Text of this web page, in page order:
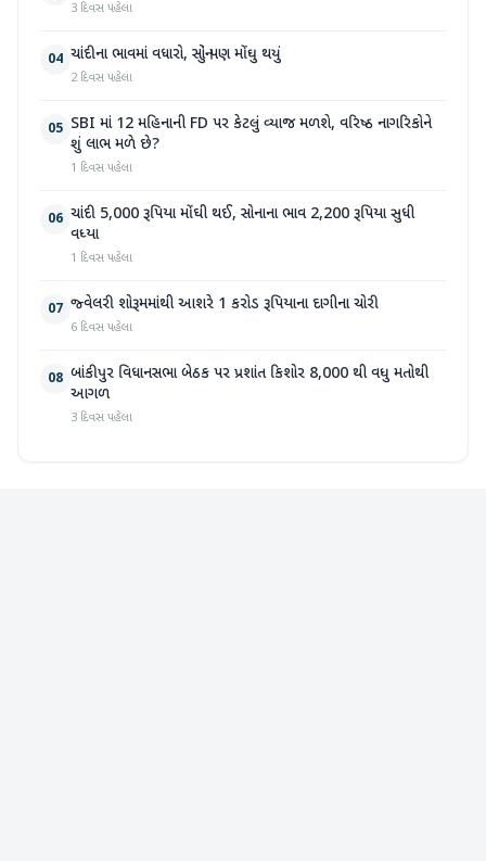
3 દિવસ પહેલા
04 ચાંદીના ભાવમાં વધારો, સોનું પણ મોંઘુ થયું
2 દિવસ પહેલા
05 SBI માં 12 મહિનાની FD પર કેટલું વ્યાજ મળશે, વરિષ્ઠ નાગરિકોને
શું લાભ મળે છે?
1 દિવસ પહેલા
06 ચાંદી 5,000 રૂપિયા મોંઘી થઈ, સોનાના ભાવ 2,200 રૂપિયા સુધી
વધ્યા
1 દિવસ પહેલા
07 જ્વેલરી શોરૂમમાંથી આશરે 1 કરોડ રૂપિયાના દાગીના ચોરી
6 દિવસ પહેલા
08 બાંકીપુર વિધાનસભા બેઠક પર પ્રશાંત કિશોર 8,000 થી વધુ મતોથી
આગળ
3 દિવસ પહેલા